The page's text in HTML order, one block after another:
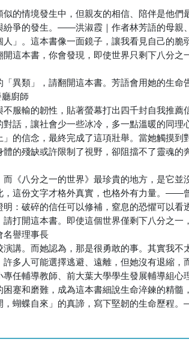
的情境發生中，但親友的相信、陪伴是他
爭的發生。――洪淑霞｜作者林芳語的母親
」。這本書像一面鏡子，讓我看見自己的
這本書，你會發現，即使世界只剩下八分之
異類」，請翻開這本書。芳語會用她的生
廚師
服輸的韌性，貼著螢幕打出四千封自我推
對話，讓社會少一些冰冷，多一點溫暖的同
的信念，最終完成了這項壯舉。當她觸摸
的殘缺或許限制了視野，卻阻擋不了靈魂
《八分之一的世界》最珍貴的地方，是它
這份文字才格外真實，也格外有力量。――
：破碎的信任可以修補，窒息的恐懼可以
打開這本書。即使這個世界僅剩下八分之一
譽理事長
講。而她認為，那是很勇敢的事。其實我
多人可能選擇逃避、遠離，但她沒有退縮
任輔導教師、前大葉大學學生發展輔導組心
蹇和磨難，成為這本書細說生命淬鍊的精
蝴蝶自來」的真諦，寫下堅韌的生命歷程